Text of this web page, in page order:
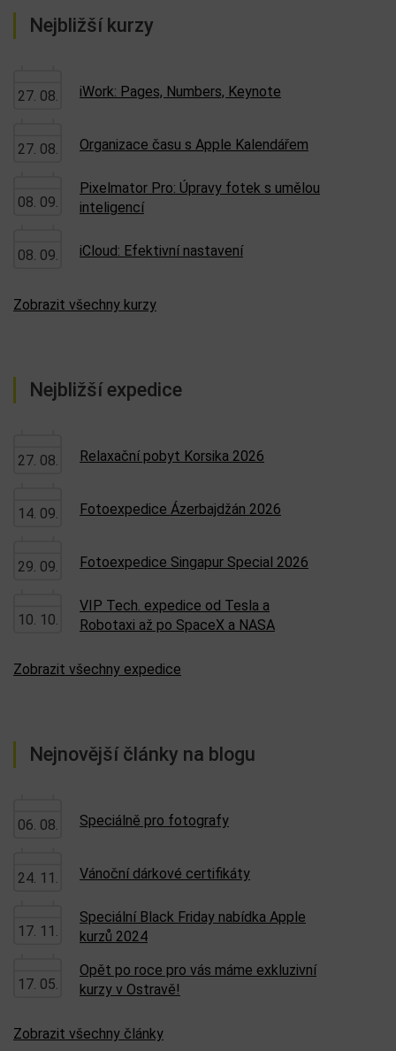
Nejbližší kurzy
27. 08. iWork: Pages, Numbers, Keynote
27. 08. Organizace času s Apple Kalendářem
08. 09.
Pixelmator Pro: Úpravy fotek s umělou
inteligencí
08. 09. iCloud: Efektivní nastavení
Zobrazit všechny kurzy
Nejbližší expedice
27. 08. Relaxační pobyt Korsika 2026
14. 09. Fotoexpedice Ázerbajdžán 2026
29. 09. Fotoexpedice Singapur Special 2026
10. 10.
VIP Tech. expedice od Tesla a
Robotaxi až po SpaceX a NASA
Zobrazit všechny expedice
Nejnovější články na blogu
06. 08. Speciálně pro fotografy
24. 11. Vánoční dárkové certifikáty
17. 11.
Speciální Black Friday nabídka Apple
kurzů 2024
17. 05.
Opět po roce pro vás máme exkluzivní
kurzy v Ostravě!
Zobrazit všechny články